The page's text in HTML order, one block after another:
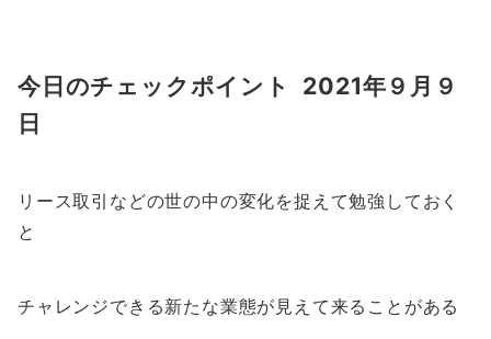
今日のチェックポイント 2021年９月９
日
リース取引などの世の中の変化を捉えて勉強しておく
と
チャレンジできる新たな業態が見えて来ることがある